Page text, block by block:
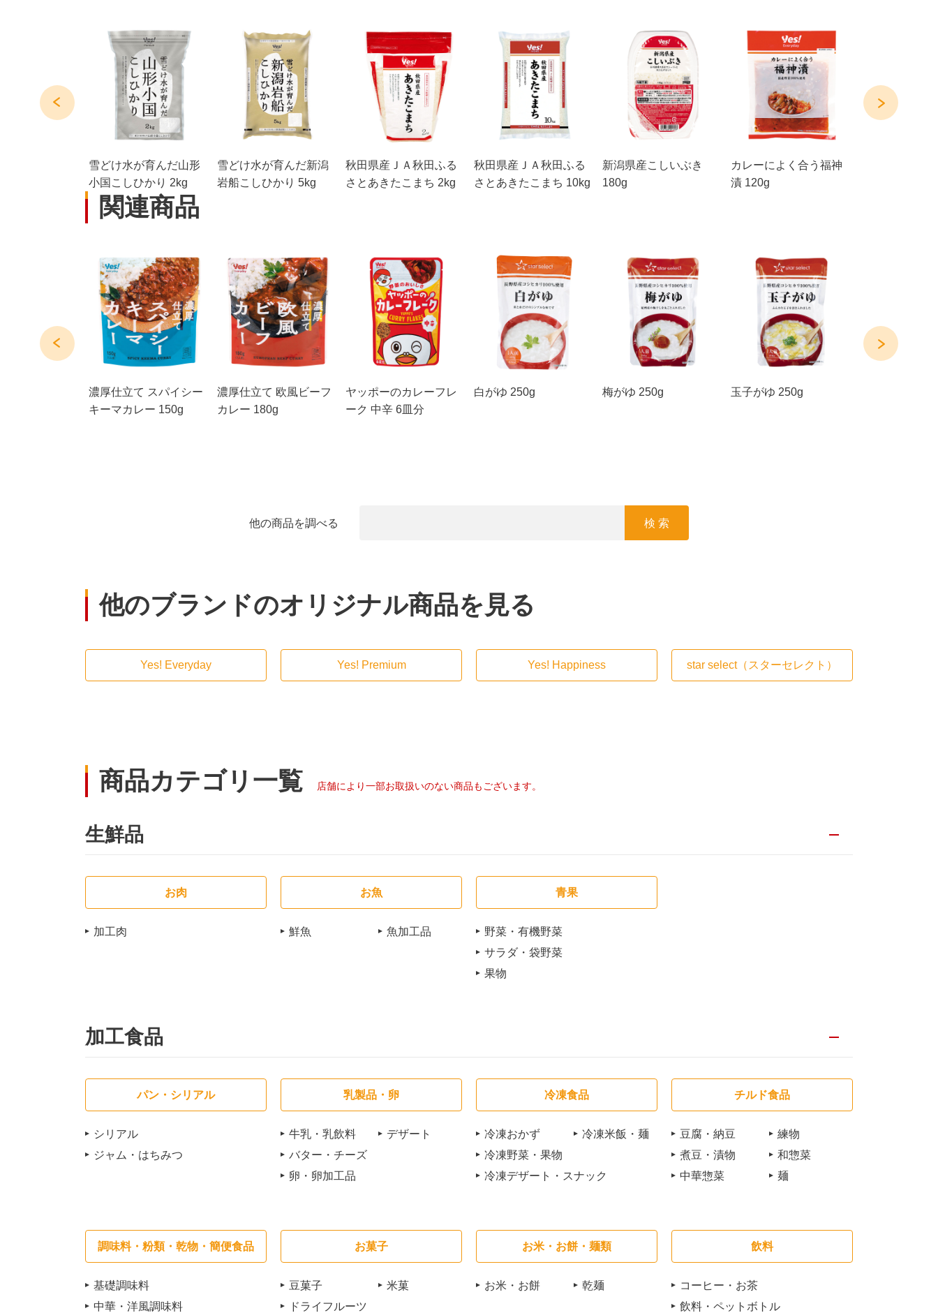
雪どけ水が育んだ山形
小国こしひかり 2kg
雪どけ水が育んだ新潟
岩船こしひかり 5kg
秋田県産ＪＡ秋田ふる
さとあきたこまち 2kg
秋田県産ＪＡ秋田ふる
さとあきたこまち 10kg
新潟県産こしいぶき
180g
カレーによく合う福神
漬 120g
関連商品
濃厚仕立て スパイシー
キーマカレー 150g
濃厚仕立て 欧風ビーフ
カレー 180g
ヤッポーのカレーフレ
ーク 中辛 6皿分
白がゆ 250g 梅がゆ 250g 玉子がゆ 250g
他の商品を調べる 検 索
他のブランドのオリジナル商品を見る
Yes! Everyday Yes! Premium Yes! Happiness star select（スターセレクト）
商品カテゴリ一覧 店舗により一部お取扱いのない商品もございます。
生鮮品
お肉
加工肉
お魚
鮮魚 魚加工品
青果
野菜・有機野菜
サラダ・袋野菜
果物
加工食品
パン・シリアル
シリアル
ジャム・はちみつ
乳製品・卵
牛乳・乳飲料
デザート
バター・チーズ
卵・卵加工品
冷凍食品
冷凍おかず
冷凍米飯・麺
冷凍野菜・果物
冷凍デザート・スナック
チルド食品
豆腐・納豆
練物
煮豆・漬物
和惣菜
中華惣菜
麺
調味料・粉類・乾物・簡便食品
基礎調味料
中華・洋風調味料
お菓子
豆菓子
米菓
ドライフルーツ
お米・お餅・麺類
お米・お餅 乾麺
飲料
コーヒー・お茶
飲料・ペットボトル